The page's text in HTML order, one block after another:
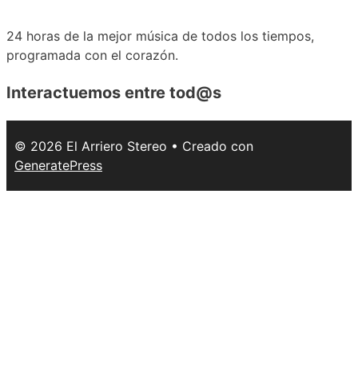
24 horas de la mejor música de todos los tiempos,
programada con el corazón.
Interactuemos entre tod@s
© 2026 El Arriero Stereo • Creado con
GeneratePress